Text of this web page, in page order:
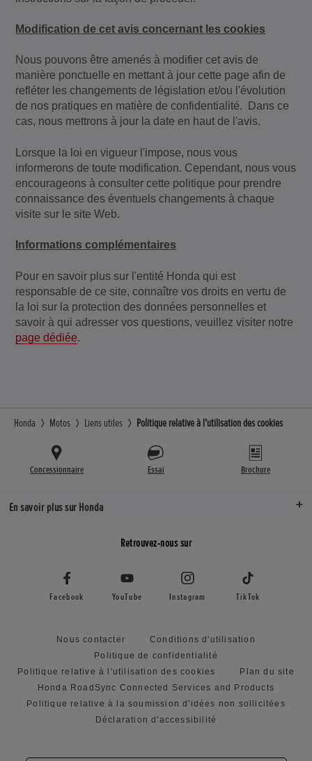
Modification de cet avis concernant les cookies
Nous pouvons être amenés à modifier cet avis de
manière ponctuelle en mettant à jour cette page afin de
refléter les changements de législation et/ou l'évolution
de nos pratiques en matière de confidentialité. Dans ce
cas, nous mettrons à jour la date en haut de l'avis.
Lorsque la loi en vigueur l'impose, nous vous
informerons de toute modification. Cependant, nous vous
encourageons à consulter cette politique pour prendre
connaissance des éventuels changements à chaque
visite sur le site Web.
Informations complémentaires
Pour en savoir plus sur l'entité Honda qui est
responsable de ce site, connaître vos droits en vertu de
la loi sur la protection des données personnelles et
savoir à qui adresser vos questions, veuillez visiter notre
page dédiée.
Honda Motos Liens utiles Politique relative à l'utilisation des cookies
Concessionnaire Essai Brochure
En savoir plus sur Honda
Retrouvez-nous sur
Facebook YouTube Instagram TikTok
Nous contacter
Conditions d'utilisation
Politique de confidentialité
Politique relative à l'utilisation des cookies
Plan du site
Honda RoadSync Connected Services and Products
Politique relative à la soumission d'idées non sollicitées
Déclaration d'accessibilité